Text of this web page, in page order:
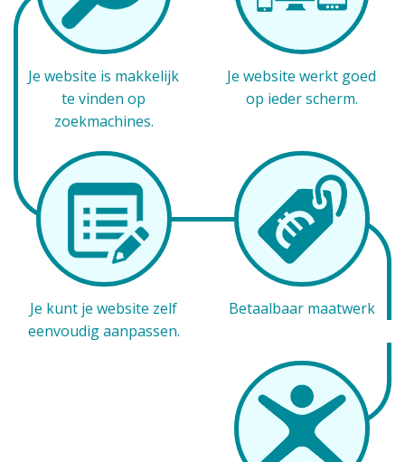
Je website is makkelijk
te vinden op
zoekmachines.
Je website werkt goed
op ieder scherm.
Je kunt je website zelf
eenvoudig aanpassen.
Betaalbaar maatwerk